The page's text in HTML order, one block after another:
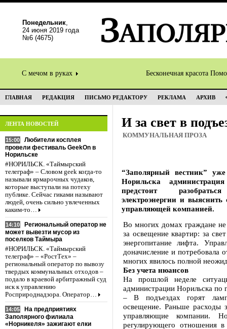
Понедельник,
24 июня 2019 года
№6 (4675)
С мечом в руках Бесконечная красота
ГЛАВНАЯ РЕДАКЦИЯ ПИСЬМО РЕДАКТОРУ РЕКЛАМА АРХИВ
ЛЕНТА НОВОСТЕЙ
15:00
Любители косплея
провели фестиваль GeekOn в
Норильске
#НОРИЛЬСК. «Таймырский
телеграф» – Словом geek когда-то
называли ярмарочных чудаков,
которые выступали на потеху
публике. Сейчас гиками называют
людей, очень сильно увлеченных
каким-то…
14:10
Региональный оператор не
может вывезти мусор из
поселков Таймыра
#НОРИЛЬСК. «Таймырский
телеграф» – «РостТех» –
региональный оператор по вывозу
твердых коммунальных отходов –
подало в краевой арбитражный суд
иск к управлению
Росприроднадзора. Оператор…
14:05
На предприятиях
Заполярного филиала
«Норникеля» зажигают елки
И за свет в
КОММУНАЛЬНАЯ ПРОЗА
“Заполярный вестник”
Норильска
предстоит
электроэнергии и
управляющей компанией.
Во многих домах граждане
за освещение квартир: за
энергопитание лифта.
доначисление и потребовала
многих явилось полной
Без учета нюансов
На прошлой неделе
администрации Норильска по
– В подъездах горят
освещение. Раньше расходы
управляющие компании.
регулирующего отношения